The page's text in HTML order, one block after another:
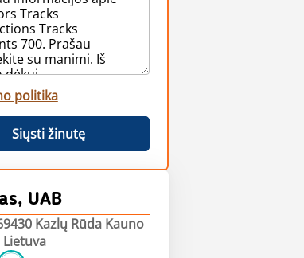
politika
Siųsti žinutę
UAB
Kazlų Rūda Kauno